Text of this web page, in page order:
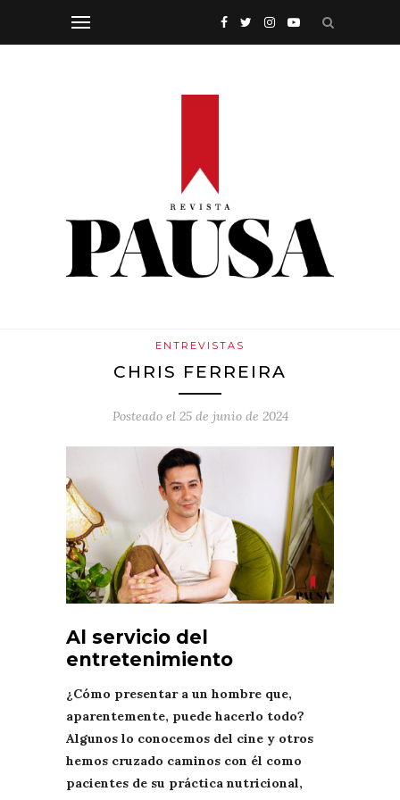
ENTREVISTAS
CHRIS FERREIRA
Posteado el 25 de junio de 2024
Al servicio del
entretenimiento
¿Cómo presentar a un hombre que,
aparentemente, puede hacerlo todo?
Algunos lo conocemos del cine y otros
hemos cruzado caminos con él como
pacientes de su práctica nutricional,